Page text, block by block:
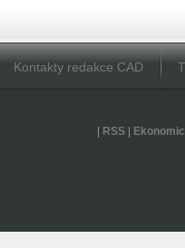
Kontakty redakce CAD
RSS|